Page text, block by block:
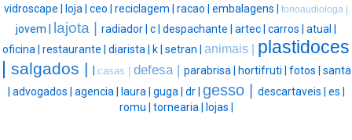
vidroscape |
loja | ceo | reciclagem | racao | embalagens | fonoaudiologa |
jovem | lajota | radiador | c | despachante | artec | carros | atual |
oficina | restaurante | diarista | k | setran | animais | plastidoces
| salgados | casas | defesa | parabrisa | hortifruti | fotos | santa
advogados | agencia | laura | guga | dr | gesso | descartaveis | es |
romu | tornearia | lojas |